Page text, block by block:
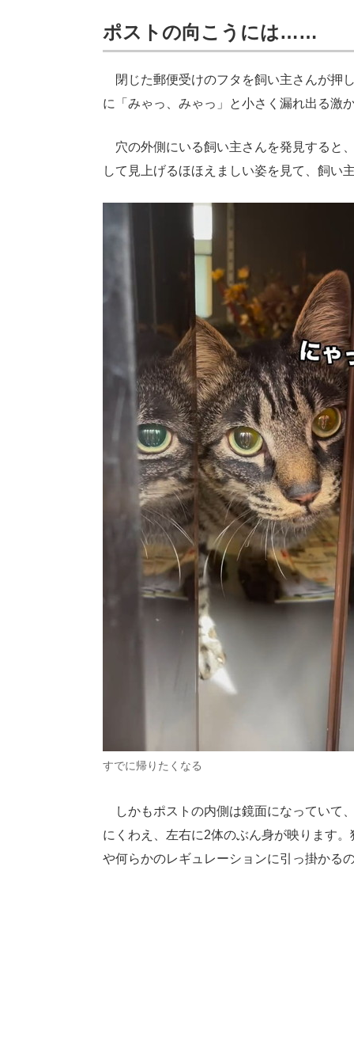
ポストの向こうには……
閉じた郵便受けのフタを飼い主さんが押
に「みゃっ、みゃっ」と小さく漏れ出る激
穴の外側にいる飼い主さんを発見すると
して見上げるほほえましい姿を見て、飼い
すでに帰りたくなる
しかもポストの内側は鏡面になっていて
にくわえ、左右に2体のぶん身が映ります
や何らかのレギュレーションに引っ掛か